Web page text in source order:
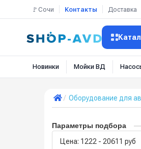
🚩Сочи Контакты Доставка
Новинки Мойки ВД
Оборудование для
Параметры подбора
Цена: 1222 - 20611 руб